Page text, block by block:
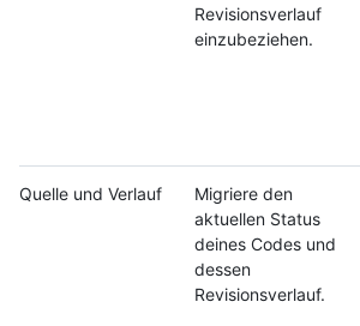
Revisionsverlauf
einzubeziehen.
Quelle und Verlauf
Migriere den
aktuellen Status
deines Codes und
dessen
Revisionsverlauf.